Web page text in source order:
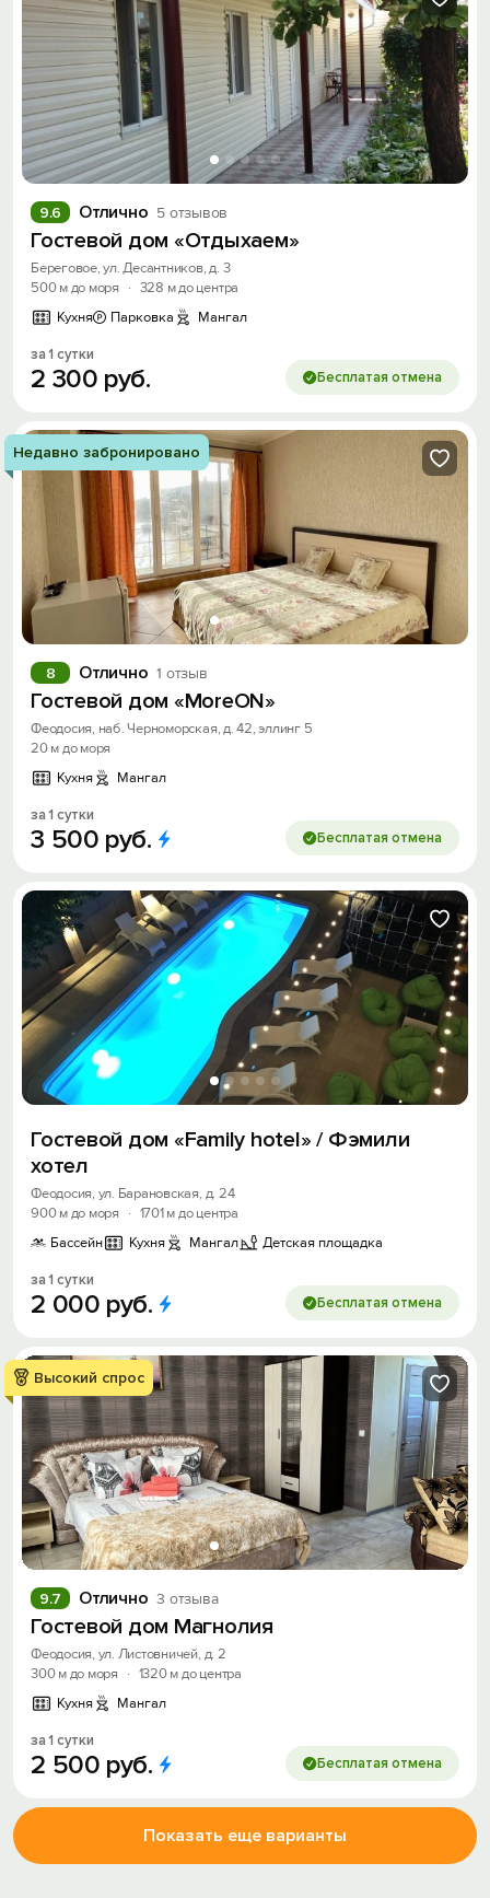
Отлично 5 отзывов
9.6
Гостевой дом «Отдыхаем»
Береговое, ул. Десантников, д. 3
500 м до моря
· 328 м до центра
Кухня
Парковка Мангал
за 1 сутки
2 300 руб. Бесплатая отмена
Недавно забронировано
Отлично 1 отзыв
8
Гостевой дом «MoreON»
Феодосия, наб. Черноморская, д. 42, эллинг 5
20 м до моря
Кухня
Мангал
за 1 сутки
3 500 руб. Бесплатая отмена
Гостевой дом «Family hotel» / Фэмили
хотел
Феодосия, ул. Барановская, д. 24
900 м до моря
· 1701 м до центра
Бассейн
Кухня Мангал Детская площадка
за 1 сутки
2 000 руб. Бесплатая отмена
Высокий спрос
Отлично 3 отзыва
9.7
Гостевой дом Магнолия
Феодосия, ул. Листовничей, д. 2
300 м до моря
· 1320 м до центра
Кухня
Мангал
за 1 сутки
2 500 руб. Бесплатая отмена
Показать еще варианты